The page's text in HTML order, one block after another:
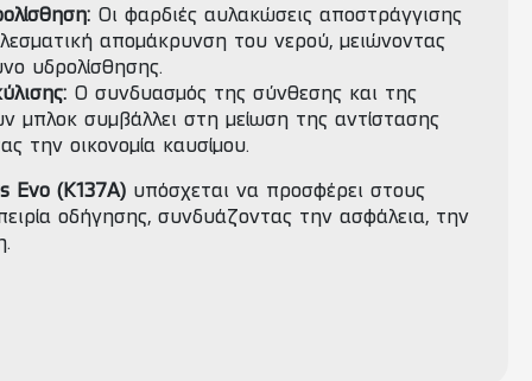
Οι φαρδιές αυλακώσεις αποστράγγισης
απομάκρυνση του νερού, μειώνοντας
υδρολίσθησης.
Ο συνδυασμός της σύνθεσης και της
μπλοκ συμβάλλει στη μείωση της αντίστασης
την οικονομία καυσίμου.
Evo (K137A) υπόσχεται να προσφέρει στους
οδήγησης, συνδυάζοντας την ασφάλεια, την